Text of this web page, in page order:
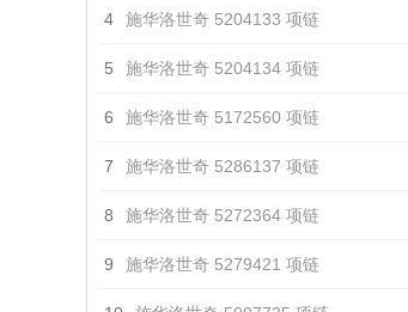
4 施华洛世奇 5204133 项链
5 施华洛世奇 5204134 项链
6 施华洛世奇 5172560 项链
7 施华洛世奇 5286137 项链
8 施华洛世奇 5272364 项链
9 施华洛世奇 5279421 项链